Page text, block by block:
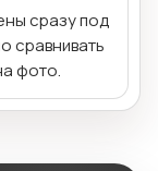
сразу под
сравнивать
фото.